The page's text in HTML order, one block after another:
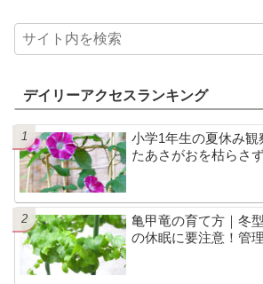
デイリーアクセスランキング
小学1年生の夏休み観
たあさがおを枯らさ
亀甲竜の育て方｜冬
の休眠に要注意！管